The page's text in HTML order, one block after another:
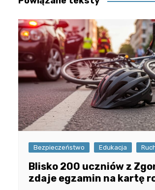
Bezpieczeństwo Edukacja
Blisko 200 uczniów z
zdaje egzamin na kartę